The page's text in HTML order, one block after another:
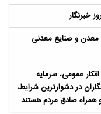
خبرنگار
معدن و صنایع معدنی
عمومی، سرمایه
در دشوارترین شرایط،
همراه صادق مردم هستند